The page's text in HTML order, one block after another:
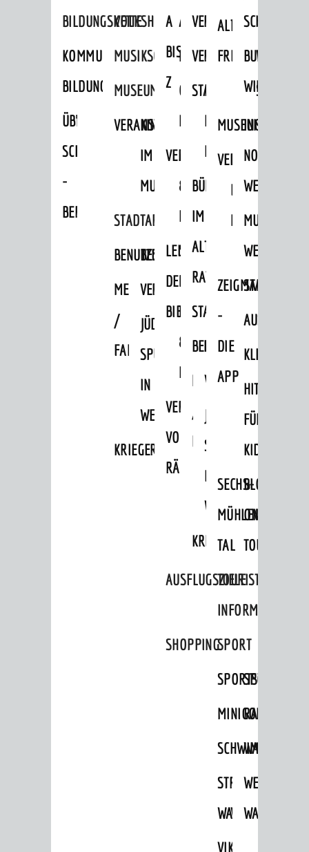
BILDUNGSKETTE
KOMMUNALES
BILDUNGSMANAGEMENT
ÜBERGANG
SCHULE
-
BERUF
"FRÜHE
BILDUNG"
VOLKSHOCHSCHULE
MUSIKSCHULE
MUSEUM
VERANSTALTUNGEN
KINDER
IM
MUSEUM
STADTARCHIV
BENUTZUNG
MELDEKARTEI
/
FAMILIENFORSCHUNG
BESTANDSÜBERSICHT
VERÖFFENTLICHUNGEN
JÜDISCHE
SPUREN
IN
WEINHEIM
KRIEGERDENKMAL
A
BIS
Z
AUSLEIHE
MEDIENANGEBOTE
ONLINE-
KATALOG
VERANSTALTUNGEN
AUSBILDUNG
&
PRAKTIKA
LEIHVERKEHR
DER
BIBLIOTHEK
SERVICE
FÜR
LEHRER/INNEN
&
ERZIEHER/INNEN
VERMIETUNG
VON
RÄUMEN
VERANSTALTER
STADTHALLE
ROLF-
ENGELBRECHT-
HAUS
BÜRGERSAAL
IM
ALTEN
RATHAUS
STADTARCHIV
BENUTZUNG
MELDEKARTEI
/
FAMILIENFORSCHUNG
JÜDISCHE
SPUREN
IN
WEINHEIM
KRIEGERDENKMAL
ALTER
FRIEDHOF
ROSENANLAGE
SCHLOSS
BURGRUINE
WINDECK
SCHLOSS
MUSEUM
KINDER
IM
MUSEUM
INGRID-
NOLL-
WEG
MUNDART-
WEG
ZEIGMAL
-
DIE
APP
STADTTEILE
HITS
FÜR
KIDS
SECHS-
MÜHLEN-
TAL
BLOGGER
ON
TOUR
AUSFLUGSZIELE
TOURIST
INFORMATION
SHOPPINGSPORT
SPORTSTÄTTEN
MINIGOLFRADFAHREN
SCHWIMMEN
STRANDBAD
WAIDSEE
TSG
VIKTOR-
WANDERN
WEINHEIMER